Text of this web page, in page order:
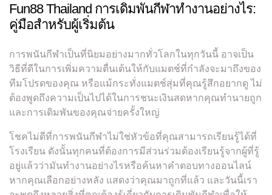
Fun88 Thailand การเดิมพันกีฬาทำงานอย่างไร:
คู่มือสำหรับผู้เริ่มต้น
การพนันกีฬาเป็นที่นิยมอย่างมากทั่วโลกในทุกวันนี้ อาจเป็น
วิธีที่ดีในการเพิ่มความตื่นเต้นให้กับแมตช์ที่กำลังจะมาถึงของ
ทีมโปรดของคุณ หรือแม้กระทั่งแมตช์สุ่มที่คุณรู้สึกอยากดู ไม่
ต้องพูดถึงความเป็นไปได้ในการชนะเงินสดหากคุณทำนายถูก
และการเดิมพันของคุณจ่ายครั้งใหญ่
โชคไม่ดีที่การพนันกีฬาไม่ใช่หัวข้อที่คุณสามารถเรียนรู้ได้ที่
โรงเรียน ดังนั้นทุกคนที่ต้องการมีส่วนร่วมต้องเรียนรู้จากผู้ที่รู้
อยู่แล้วว่ามันทำงานอย่างไรหรือค้นหาคำตอบทางออนไลน์
หากคุณเลือกอย่างหลัง แสดงว่าคุณมาถูกที่แล้ว และวันนี้เรา